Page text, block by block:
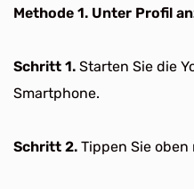
Methode 1. Unter Profil
Schritt 1. Starten Sie die
Smartphone.
Schritt 2. Tippen Sie